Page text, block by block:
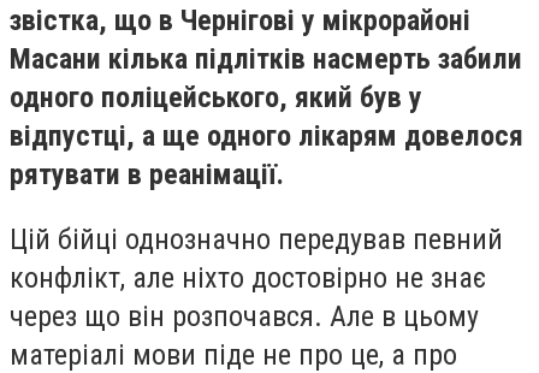
звістка, що в Чернігові у мікрорайоні
Масани кілька підлітків насмерть забили
одного поліцейського, який був у
відпустці, а ще одного лікарям довелося
рятувати в реанімації.
Цій бійці однозначно передував певний
конфлікт, але ніхто достовірно не знає
через що він розпочався. Але в цьому
матеріалі мови піде не про це, а про